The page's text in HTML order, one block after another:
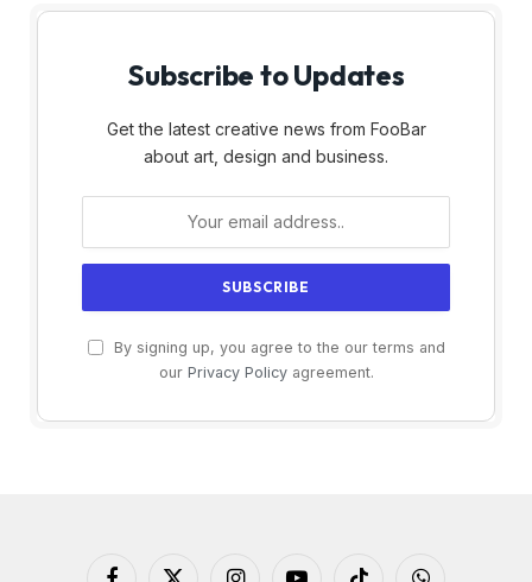
Subscribe to Updates
Get the latest creative news from FooBar
about art, design and business.
By signing up, you agree to the our terms and
our Privacy Policyagreement.